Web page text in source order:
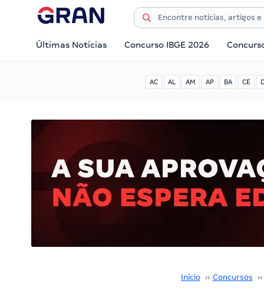
Últimas Notícias Concurso IBGE 2026
AC AL AM AP BA CE
Início ›› Concursos ››